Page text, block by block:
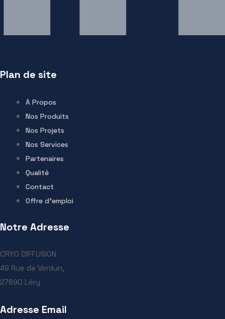
Plan de site
À Propos
Nos Produits
Nos Projets
Nos Services
Partenaires
Qualité
Contact
Offre d’emploi
Notre Adresse
CRYO DIFFUSION
49 Rue de Verdun,
27690 Léry
Adresse Email